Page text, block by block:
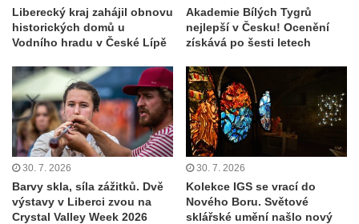
Liberecký kraj zahájil obnovu
historických domů u
Vodního hradu v České Lípě
Akademie Bílých Tygrů
nejlepší v Česku! Ocenění
získává po šesti letech
30. 7. 2026
Barvy skla, síla zážitků. Dvě
výstavy v Liberci zvou na
Crystal Valley Week 2026
30. 7. 2026
Kolekce IGS se vrací do
Nového Boru. Světové
sklářské umění našlo nový